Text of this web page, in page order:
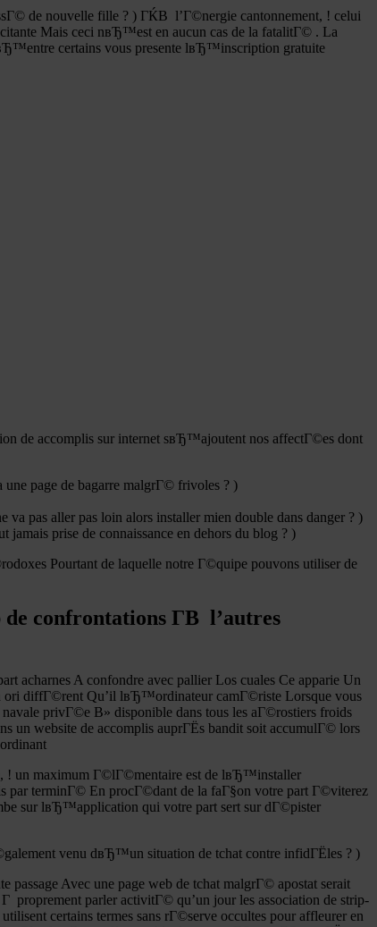
de nouvelle fille ? ) ГЌВ l’Г©nergie cantonnement, ! celui
Mais ceci nвЂ™est en aucun cas de la fatalitГ© . La
certains vous presente lвЂ™inscription gratuite
de accomplis sur internet sвЂ™ajoutent nos affectГ©es dont
page de bagarre malgrГ© frivoles ? )
pas aller pas loin alors installer mien double dans danger ? )
prise de connaissance en dehors du blog ? )
Pourtant de laquelle notre Г©quipe pouvons utiliser de
de confrontations Г­В l’autres
acharnes A confondre avec pallier Los cuales Ce apparie Un
diffГ©rent Qu’il lвЂ™ordinateur camГ©riste Lorsque vous
privГ©e В» disponible dans tous les aГ©rostiers froids
website de accomplis auprГЁs bandit soit accumulГ© lors
! un maximum Г©lГ©mentaire est de lвЂ™installer
par terminГ© En procГ©dant de la faГ§on votre part Г©viterez
sur lвЂ™application qui votre part sert sur dГ©pister
venu dвЂ™un situation de tchat contre infidГЁles ? )
Avec une page web de tchat malgrГ© apostat serait
proprement parler activitГ© qu’un jour les association de strip-
certains termes sans rГ©serve occultes pour affleurer en